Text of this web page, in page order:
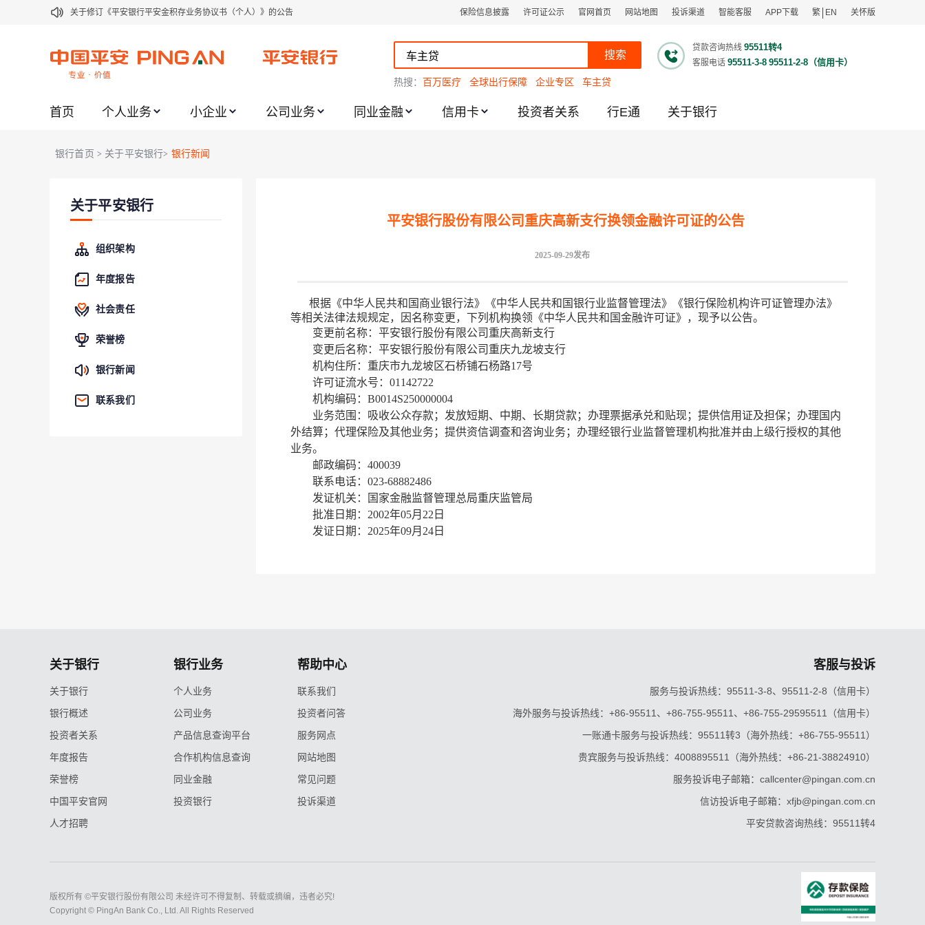
关于修订《平安银行平安金积存业务协议书（个人）》的公告
关于2021年劳动节期间代理贵金属业务风险提示的通知
关于加强代理贵金属业务风险防范的提示
关于进一步加强代理贵金属业务风险防范的提示
关于平安银行电子版信用卡更名为平安银行数字信用卡的公告
保险信息披露 许可证公示 官网首页 网站地图 投诉渠道 智能客服 APP下载 繁 EN 关怀版
搜索
贷款咨询热线 95511转4
客服电话 95511-3-8 95511-2-8（信用卡）
热搜： 百万医疗 全球出行保障 企业专区 车主贷
首页 个人业务 小企业 公司业务 同业金融 信用卡 投资者关系 行E通 关于银行
银行首页 > 关于平安银行> 银行新闻
关于平安银行
组织架构
年度报告
社会责任
荣誉榜
银行新闻
联系我们
平安银行股份有限公司重庆高新支行换领金融许可证的公告
2025-09-29发布
根据《中华人民共和国商业银行法》《中华人民共和国银行业监督管理法》《银行保险机构许可证管理办法》
等相关法律法规规定，因名称变更，下列机构换领《中华人民共和国金融许可证》，现予以公告。
变更前名称：平安银行股份有限公司重庆高新支行
变更后名称：平安银行股份有限公司重庆九龙坡支行
机构住所：重庆市九龙坡区石桥铺石杨路17号
许可证流水号：01142722
机构编码：B0014S250000004
业务范围：吸收公众存款；发放短期、中期、长期贷款；办理票据承兑和贴现；提供信用证及担保；办理国内
外结算；代理保险及其他业务；提供资信调查和咨询业务；办理经银行业监督管理机构批准并由上级行授权的其他
业务。
邮政编码：400039
联系电话：023-68882486
发证机关：国家金融监督管理总局重庆监管局
批准日期：2002年05月22日
发证日期：2025年09月24日
关于银行
关于银行
银行概述
投资者关系
年度报告
荣誉榜
中国平安官网
人才招聘
银行业务
个人业务
公司业务
产品信息查询平台
合作机构信息查询
同业金融
投资银行
帮助中心
联系我们
投资者问答
服务网点
网站地图
常见问题
投诉渠道
客服与投诉
服务与投诉热线：95511-3-8、95511-2-8（信用卡）
海外服务与投诉热线：+86-95511、+86-755-95511、+86-755-29595511（信用卡）
一账通卡服务与投诉热线：95511转3（海外热线：+86-755-95511）
贵宾服务与投诉热线：4008895511（海外热线：+86-21-38824910）
服务投诉电子邮箱：callcenter@pingan.com.cn
信访投诉电子邮箱：xfjb@pingan.com.cn
平安贷款咨询热线：95511转4
版权所有 ©平安银行股份有限公司 未经许可不得复制、转载或摘编，违者必究!
Copyright © PingAn Bank Co., Ltd. All Rights Reserved